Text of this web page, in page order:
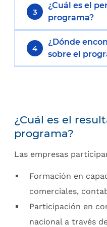
3
¿Cuál es el
programa?
4
¿Dónde
sobre el
¿Cuál es el
programa?
Las empresas
Formación en
comerciales,
Participación en
nacional a través